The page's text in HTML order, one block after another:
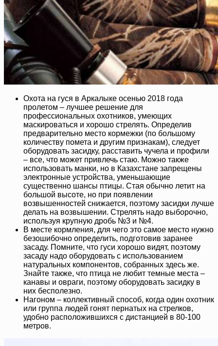
Охота на гуся в Аркалыке осенью 2018 года
пролетом – лучшее решение для
профессиональных охотников, умеющих
маскироваться и хорошо стрелять. Определив
предварительно место кормежки (по большому
количеству помета и другим признакам), следует
оборудовать засидку, расставить чучела и профили
– все, что может привлечь стаю. Можно также
использовать манки, но в Казахстане запрещены
электронные устройства, уменьшающие
существенно шансы птицы. Стая обычно летит на
большой высоте, но при появлении
возвышенностей снижается, поэтому засидки лучше
делать на возвышении. Стрелять надо выборочно,
используя крупную дробь №3 и №4.
В месте кормления, для чего это самое место нужно
безошибочно определить, подготовив заранее
засаду. Помните, что гуси хорошо видят, поэтому
засаду надо оборудовать с использованием
натуральных компонентов, собранных здесь же.
Знайте также, что птица не любит темные места –
канавы и овраги, поэтому оборудовать засидку в
них бесполезно.
Нагоном – коллективный способ, когда один охотник
или группа людей гонят пернатых на стрелков,
удобно расположившихся с дистанцией в 80-100
метров.